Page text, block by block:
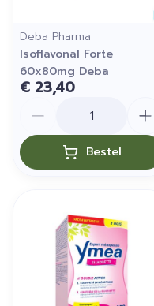
Deba Pharma
Isoflavonal Forte
60x80mg Deba
€ 23,40
Bestel